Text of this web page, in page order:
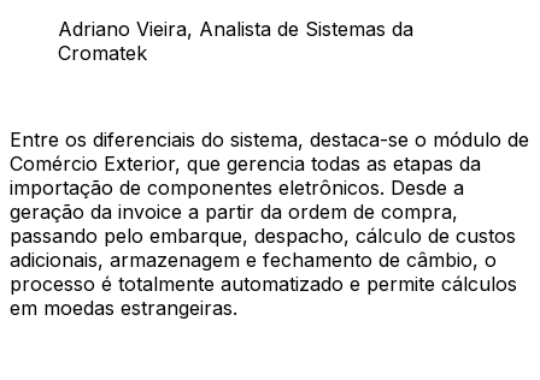
Adriano Vieira, Analista de Sistemas da
Cromatek
Entre os diferenciais do sistema, destaca-se o módulo de
Comércio Exterior, que gerencia todas as etapas da
importação de componentes eletrônicos. Desde a
geração da invoice a partir da ordem de compra,
passando pelo embarque, despacho, cálculo de custos
adicionais, armazenagem e fechamento de câmbio, o
processo é totalmente automatizado e permite cálculos
em moedas estrangeiras.